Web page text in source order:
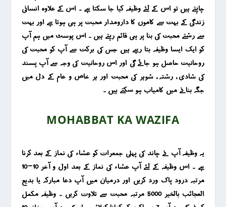
چاہتے ہیں تو اس کے لئے وظیفہ کیا جا سکتا ہے ۔ اس کے علاوہ انسانی
زندگی کے بہت سے کاموں کا دارومدار محبت پر ہی ہوتا ہے اور بہت
سے رشتے محبت کی بنا پر ہی قائم رہتے ہیں ۔ اس پوسٹ میں ہم آپ
کو ایک ایسا وظیفہ بتا رہے ہیں جس کی برکت سے آپ کو محبت کی
روحانیت حاصل ہو جائے گی اور اس روحانیت کی وجہ سے آپ پسند
کی شادی ، رشتہ ، شوہر کی محبت اور ہر خاص و عام کے دل میں
جگہ بنانے میں کامیاب ہو سکتے ہیں ۔
MOHABBAT KA WAZIFA
یہ وظیفہ آپ نے چاند کی پہلی جمعرات کو عشاء کی نماز کے بعد کرنا
ہے ۔ اس وظیفہ کے لئے آپ عشاء کی نماز کے بعد اول و آخر 10-10
مرتبہ درود پاک ورد کریں اور درمیان میں آپ دعا مبارکہ یا بدیع
العجائب بالخیر 5000 مرتبہ محبت سے تلاوت کریں ۔ وظیفہ مکمل